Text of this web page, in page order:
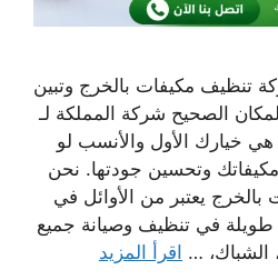
تنظيف مكيفات بالخرج وتبين
الصحيح شركة المملكة لـ
خيارك الأول والأنسب لو
وتحسين جودتها. نحن
يعتبر من الأوائل في
طويلة في تنظيف وصيانة جميع
الشباك، … اقرأ المزيد